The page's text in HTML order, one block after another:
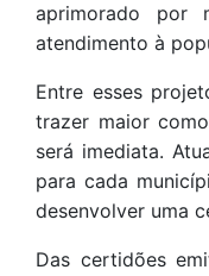
aprimorado por
atendimento à
Entre esses
trazer maior
será imediata.
para cada
desenvolver uma
Das certidões